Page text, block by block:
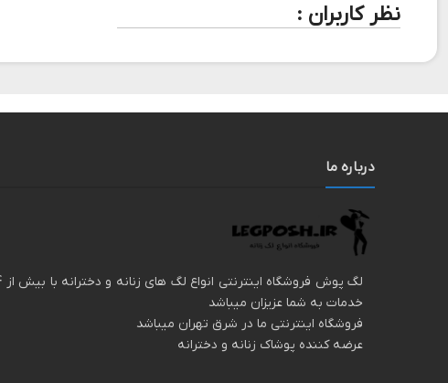
نظر کاربران :
درباره ما
خدمات به شما عزیزان میباشد
فروشگاه اینترنتی ما در شرق تهران میباشد
عرضه کننده پوشاک زنانه و دخترانه